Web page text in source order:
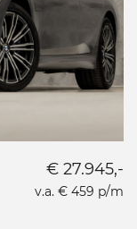
€ 27.945,-
v.a. € 459 p/m